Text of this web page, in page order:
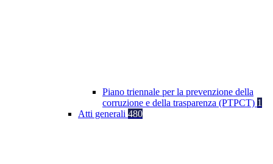
Piano triennale per la prevenzione della
corruzione e della trasparenza (PTPCT) 1
Atti generali 480